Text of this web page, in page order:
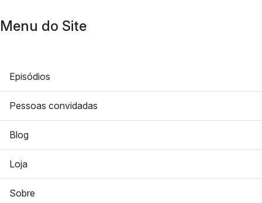
Menu do Site
Episódios
Pessoas convidadas
Blog
Loja
Sobre